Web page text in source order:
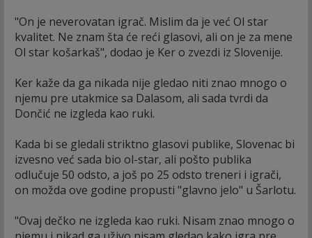
"On je neverovatan igrač. Mislim da je već Ol star
kvalitet. Ne znam šta će reći glasovi, ali on je za mene
Ol star košarkaš", dodao je Ker o zvezdi iz Slovenije.
Ker kaže da ga nikada nije gledao niti znao mnogo o
njemu pre utakmice sa Dalasom, ali sada tvrdi da
Dončić ne izgleda kao ruki.
Kada bi se gledali striktno glasovi publike, Slovenac bi
izvesno već sada bio ol-star, ali pošto publika
odlučuje 50 odsto, a još po 25 odsto treneri i igrači,
on možda ove godine propusti "glavno jelo" u Šarlotu.
"Ovaj dečko ne izgleda kao ruki. Nisam znao mnogo o